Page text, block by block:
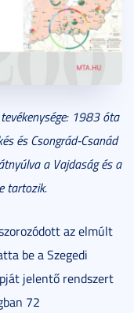
1983 óta
és Csongrád-Csanád
a Vajdaság és a
tartozik.
az elmúlt
be a Szegedi
jelentő rendszert
72